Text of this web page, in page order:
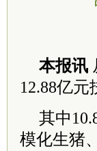
本报讯
12.88亿
其中
模化生猪